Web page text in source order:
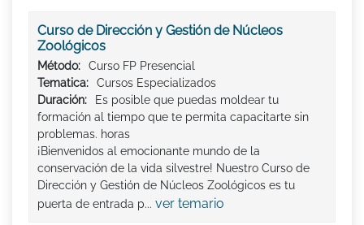
Curso de Dirección y Gestión de Núcleos
Zoológicos
Método:
Curso FP Presencial
Tematica:
Cursos Especializados
Duración:
Es posible que puedas moldear tu
formación al tiempo que te permita capacitarte sin
problemas. horas
¡Bienvenidos al emocionante mundo de la
conservación de la vida silvestre! Nuestro Curso de
Dirección y Gestión de Núcleos Zoológicos es tu
puerta de entrada p... ver temario